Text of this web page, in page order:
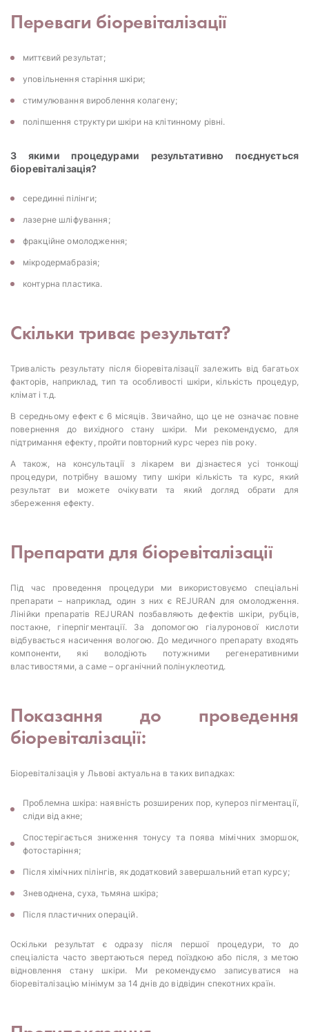
Переваги біоревіталізації
миттєвий результат;
уповільнення старіння шкіри;
стимулювання вироблення колагену;
поліпшення структури шкіри на клітинному рівні.
З якими процедурами результативно поєднується
біоревіталізація?
серединні пілінги;
лазерне шліфування;
фракційне омолодження;
мікродермабразія;
контурна пластика.
Скільки триває результат?
Тривалість результату після біоревіталізації залежить від багатьох
факторів, наприклад, тип та особливості шкіри, кількість процедур,
клімат і т.д.
В середньому ефект є 6 місяців. Звичайно, що це не означає повне
повернення до вихідного стану шкіри. Ми рекомендуємо, для
підтримання ефекту, пройти повторний курс через пів року.
А також, на консультації з лікарем ви дізнаєтеся усі тонкощі
процедури, потрібну вашому типу шкіри кількість та курс, який
результат ви можете очікувати та який догляд обрати для
збереження ефекту.
Препарати для біоревіталізації
Під час проведення процедури ми використовуємо спеціальні
препарати – наприклад, один з них є REJURAN для омолодження.
Лінійки препаратів REJURAN позбавляють дефектів шкіри, рубців,
постакне, гіперпігментації. За допомогою гіалуронової кислоти
відбувається насичення вологою. До медичного препарату входять
компоненти, які володіють потужними регенеративними
властивостями, а саме – органічний полінуклеотид.
Показання до проведення
біоревіталізації:
Біоревіталізація у Львові актуальна в таких випадках:
Проблемна шкіра: наявність розширених пор, купероз пігментації,
сліди від акне;
Спостерігається зниження тонусу та поява мімічних зморшок,
фотостаріння;
Після хімічних пілінгів, як додатковий завершальний етап курсу;
Зневоднена, суха, тьмяна шкіра;
Після пластичних операцій.
Оскільки результат є одразу після першої процедури, то до
спеціаліста часто звертаються перед поїздкою або після, з метою
відновлення стану шкіри. Ми рекомендуємо записуватися на
біоревіталізацію мінімум за 14 днів до відвідин спекотних країн.